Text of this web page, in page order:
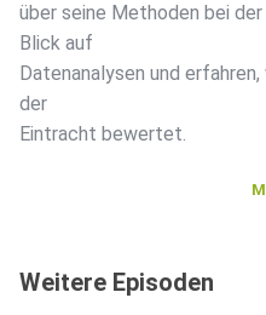
über seine Methoden bei
Blick auf
Datenanalysen und
der
Eintracht bewertet.
Weitere Episoden